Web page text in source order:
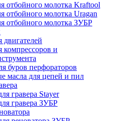
отбойного молотка Kraftool
отбойного молотка Uragan
отбойного молотка ЗУБР
двигателей
компрессоров и
буров перфораторов
масла для цепей и пил
гравера Stayer
гравера ЗУБР